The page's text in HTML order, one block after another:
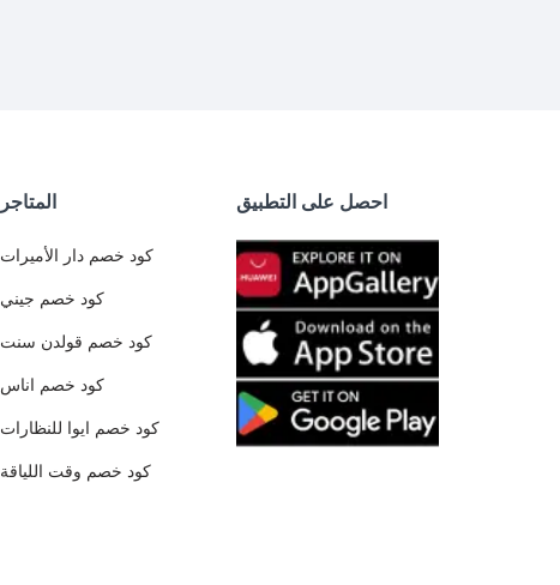
المتاجر
كود خصم دار الأميرات
كود خصم جيني
كود خصم قولدن سنت
كود خصم اناس
كود خصم ايوا للنظارات
كود خصم وقت اللياقة
احصل على التطبيق